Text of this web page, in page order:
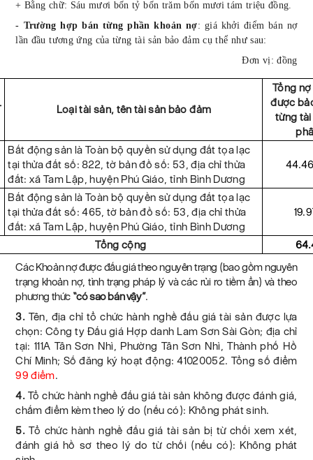
+ Bằng chữ: Sáu mươi bốn tỷ bốn trăm bốn mươi tám triệu đồng.
- Trường hợp bán từng phần khoản nợ: giá khởi điểm bán nợ
lần đầu tương ứng của từng tài sản bảo đảm cụ thể như sau:
Đơn vị: đồng
Loại tài sản, tên tài sản bảo đảm
Tổng
được
từng
Bất động sản là Toàn bộ quyền sử dụng đất tọa lạc
tại thửa đất số: 822, tờ bản đồ số: 53, địa chỉ thửa
đất: xã Tam Lập, huyện Phú Giáo, tỉnh Bình Dương
Bất động sản là Toàn bộ quyền sử dụng đất tọa lạc
tại thửa đất số: 465, tờ bản đồ số: 53, địa chỉ thửa
đất: xã Tam Lập, huyện Phú Giáo, tỉnh Bình Dương
Tổng cộng
CácKhoản nợ được đấu giá theo nguyên trạng (bao gồm nguyên
trạng khoản nợ, tình trạng pháp lý và các rủi ro tiềm ẩn) và theo
phương thức “có sao bán vậy”.
3. Tên, địa chỉ tổ chức hành nghề đấu giá tài sản được lựa
chọn: Công ty Đấu giá Hợp danh Lam Sơn Sài Gòn; địa chỉ
tại: 111A Tân Sơn Nhì, Phường Tân Sơn Nhì, Thành phố Hồ
Chí Minh; Số đăng ký hoạt động: 41020052. Tổng số điểm
99 điểm.
4. Tổ chức hành nghề đấu giá tài sản không được đánh giá,
chấm điểm kèm theo lý do (nếu có): Không phát sinh.
5. Tổ chức hành nghề đấu giá tài sản bị từ chối xem xét,
đánh giá hồ sơ theo lý do từ chối (nếu có): Không phát